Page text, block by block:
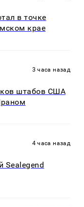
в точке
крае
3 часа назад
штабов США
4 часа назад
Sealegend